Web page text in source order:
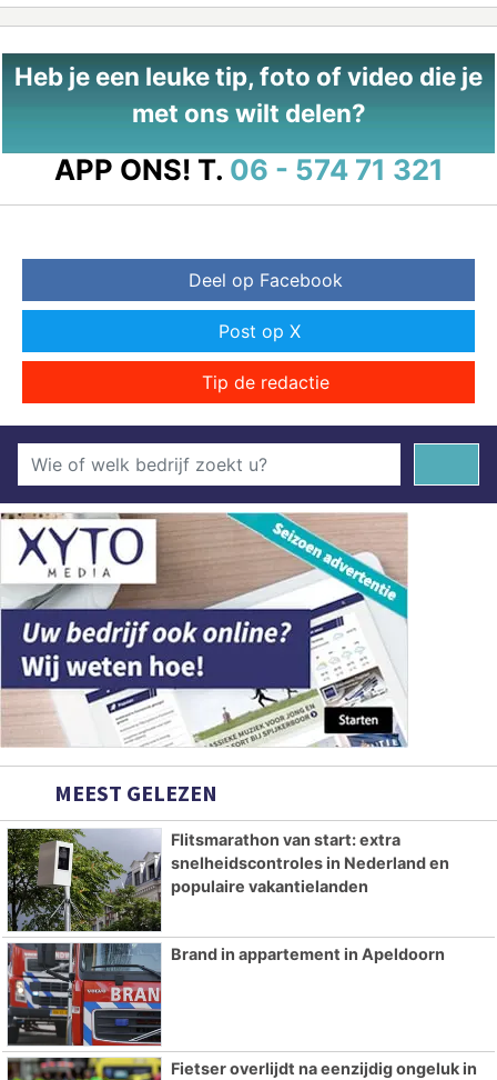
Heb je een leuke tip, foto of video die je
met ons wilt delen?
APP ONS! T. 06 - 574 71 321
Deel op Facebook
Post op X
Tip de redactie
MEEST GELEZEN
Flitsmarathon van start: extra
snelheidscontroles in Nederland en
populaire vakantielanden
Brand in appartement in Apeldoorn
Fietser overlijdt na eenzijdig ongeluk in